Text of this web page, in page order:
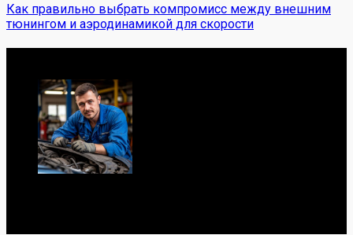
Как правильно выбрать компромисс между внешним
тюнингом и аэродинамикой для скорости